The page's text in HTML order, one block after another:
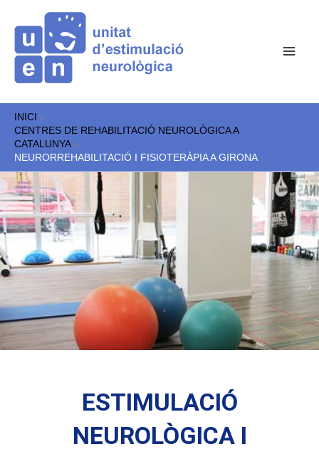
contingut
INICI
CENTRES DE REHABILITACIÓ NEUROLÒGICA A
CATALUNYA
NEURORREHABILITACIÓ I FISIOTERÀPIA A GIRONA
ESTIMULACIÓ
NEUROLÒGICA I